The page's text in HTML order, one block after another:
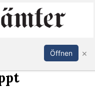
Anmelden
Öffnen ×